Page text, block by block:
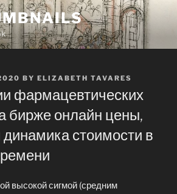
BY ELIZABETH TAVARES
фармацевтических
бирже онлайн цены,
динамика стоимости в
высокой сигмой (средним